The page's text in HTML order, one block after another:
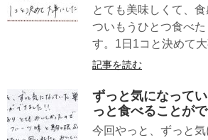
とても美味しくて、食
ついもうひとつ食べ
す。1日1コと決めて
記事を読む
ずっと気になって
っと食べることが
今回やっと、ずっと